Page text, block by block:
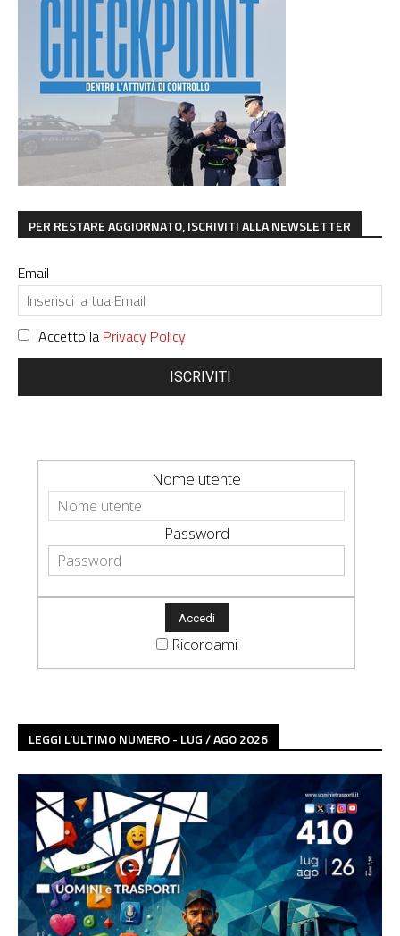
PER RESTARE AGGIORNATO, ISCRIVITI ALLA NEWSLETTER
Email
Accetto la Privacy Policy
ISCRIVITI
Nome utente
Password
Ricordami
LEGGI L'ULTIMO NUMERO - LUG / AGO 2026